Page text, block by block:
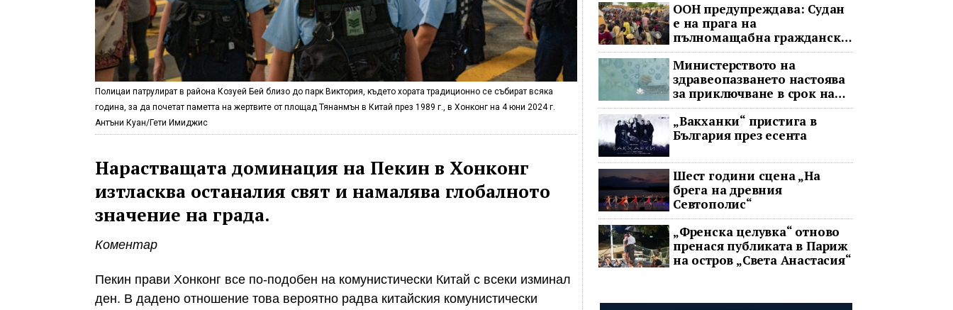
Полицаи патрулират в района Козуей Бей близо до парк Виктория, където хората традиционно се събират всяка
година, за да почетат паметта на жертвите от площад Тянанмън в Китай през 1989 г., в Хонконг на 4 юни 2024 г.
Антъни Куан/Гети Имиджис
Нарастващата доминация на Пекин в Хонконг
изтласква останалия свят и намалява глобалното
значение на града.
Коментар
Пекин прави Хонконг все по-подобен на комунистически Китай с всеки изминал
ден. В дадено отношение това вероятно радва китайския комунистически
ООН предупреждава: Судан
е на прага на
пълномащабна гражданска
война
Министерството на
здравеопазването настоява
за приключване в срок на
два ключови строителни
проекта
„Вакханки“ пристига в
България през есента
Шест години сцена „На
брега на древния
Севтополис“
„Френска целувка“ отново
пренася публиката в Париж
на остров „Света Анастасия“